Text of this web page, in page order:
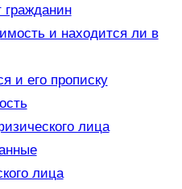
гражданин
и находится ли в
и его прописку
лица
лица